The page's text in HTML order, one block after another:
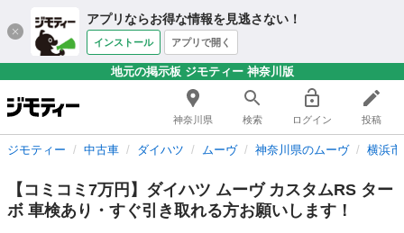
アプリならお得な情報を見逃さない！
インストール アプリで開く
地元の掲示板 ジモティー 神奈川版
神奈川県 検索 ログイン 投稿
ジモティー 中古車 ダイハツ ムーヴ 神奈川県のムーヴ 横浜
【コミコミ7万円】ダイハツ ムーヴ カスタムRS ター
ボ 車検あり・すぐ引き取れる方お願いします！